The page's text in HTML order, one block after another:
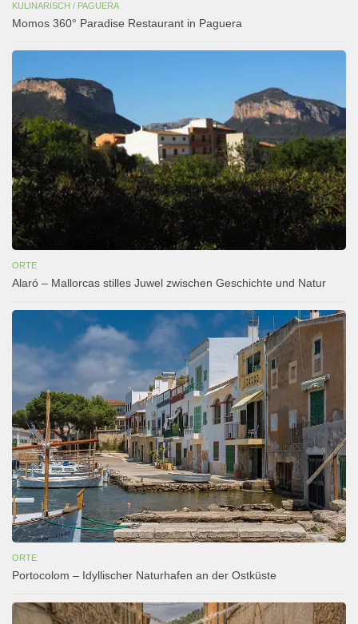
KULINARISCH / PAGUERA
Momos 360° Paradise Restaurant in Paguera
ORTE
Alaró – Mallorcas stilles Juwel zwischen Geschichte und Natur
ORTE
Portocolom – Idyllischer Naturhafen an der Ostküste